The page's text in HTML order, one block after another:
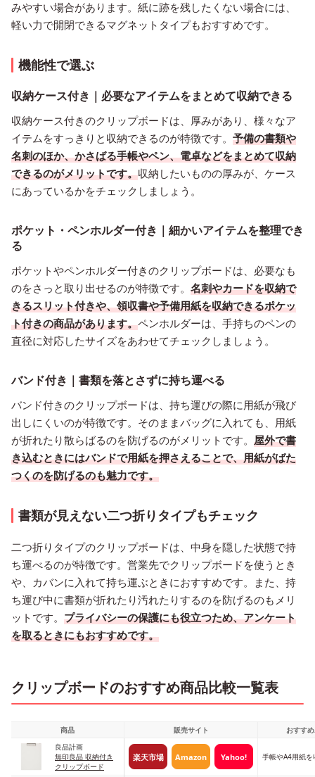
みやすい場合があります。紙に跡を残したくない場合には、
軽い力で開閉できるマグネットタイプもおすすめです。
機能性で選ぶ
収納ケース付き｜必要なアイテムをまとめて収納できる
収納ケース付きのクリップボードは、厚みがあり、様々なア
イテムをすっきりと収納できるのが特徴です。 予備の書類や
名刺のほか、かさばる手帳やペン、電卓などをまとめて収納
できるのがメリットです。収納したいものの厚みが、ケース
にあっているかをチェックしましょう。
ポケット・ペンホルダー付き｜細かいアイテムを整理でき
る
ポケットやペンホルダー付きのクリップボードは、必要なも
のをさっと取り出せるのが特徴です。 名刺やカードを収納で
きるスリット付きや、領収書や予備用紙を収納できるポケッ
ト付きの商品があります。ペンホルダーは、手持ちのペンの
直径に対応したサイズをあわせてチェックしましょう。
バンド付き｜書類を落とさずに持ち運べる
バンド付きのクリップボードは、持ち運びの際に用紙が飛び
出しにくいのが特徴です。そのままバッグに入れても、用紙
が折れたり散らばるのを防げるのがメリットです。 屋外で書
き込むときにはバンドで用紙を押さえることで、用紙がばた
つくのを防げるのも魅力です。
書類が見えない二つ折りタイプもチェック
二つ折りタイプのクリップボードは、中身を隠した状態で持
ち運べるのが特徴です。営業先でクリップボードを使うとき
や、カバンに入れて持ち運ぶときにおすすめです。また、持
ち運び中に書類が折れたり汚れたりするのを防げるのもメリ
ットです。 プライバシーの保護にも役立つため、アンケート
を取るときにもおすすめです。
クリップボードのおすすめ商品比較一覧表
商品 販売サイト
おすす
良品計画
無印良品 収納付き
クリップボード
楽天市場 Amazon Yahoo! 手帳やA4用紙